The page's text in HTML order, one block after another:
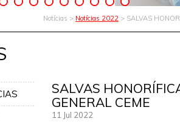
Notícias > Notícias 2022 > SALVAS
SALVAS
GENERAL CEME
11 Jul 2022